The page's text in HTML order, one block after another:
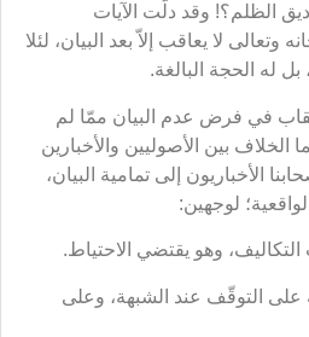
الظلم؟! وقد دلَّت الآيات
وتعالى لا يعاقب إلاّ بعد البيان، لئلا
له الحجة البالغة.
في فرض عدم البيان ممّا لم
الخلاف بين الأصوليين والأخبارين
الأخباريون إلى تمامية البيان،
لوجهين:
التكاليف، وهو يقتضي الاحتياط.
على التوقّف عند الشبهة، وعلى